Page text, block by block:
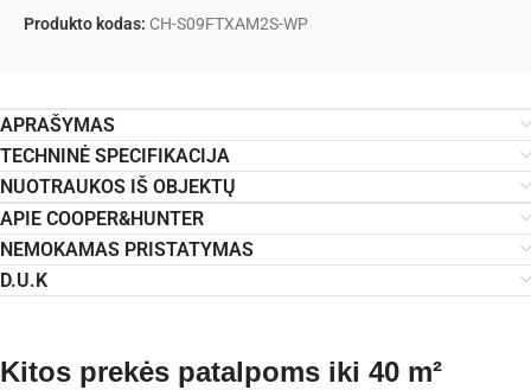
Produkto kodas: CH-S09FTXAM2S-WP
APRAŠYMAS
TECHNINĖ SPECIFIKACIJA
NUOTRAUKOS IŠ OBJEKTŲ
APIE COOPER&HUNTER
NEMOKAMAS PRISTATYMAS
D.U.K
Kitos prekės patalpoms iki 40 m²